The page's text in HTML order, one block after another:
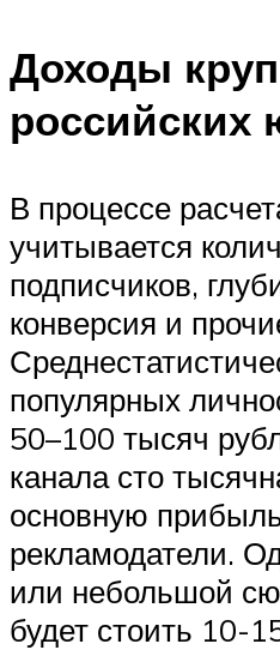
Доходы
российских
В процессе
учитывается
подписчиков,
конверсия и
популярных
50–100 тысяч
канала сто
основную
рекламодатели.
или небольшой
будет стоить 10-